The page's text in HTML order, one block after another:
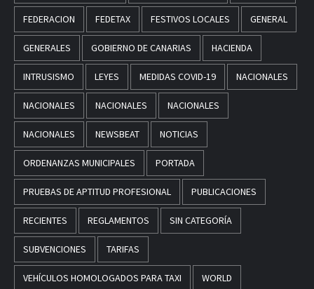
FEDERACION FEDETAX FESTIVOS LOCALES GENERAL
GENERALES GOBIERNO DE CANARIAS HACIENDA
INTRUSISMO LEYES MEDIDAS COVID-19 NACIONALES
NACIONALES NACIONALES NACIONALES
NACIONALES NEWSBEAT NOTICIAS
ORDENANZAS MUNICIPALES PORTADA
PRUEBAS DE APTITUD PROFESIONAL PUBLICACIONES
RECIENTES REGLAMENTOS SIN CATEGORÍA
SUBVENCIONES TARIFAS
VEHÍCULOS HOMOLOGADOS PARA TAXI WORLD